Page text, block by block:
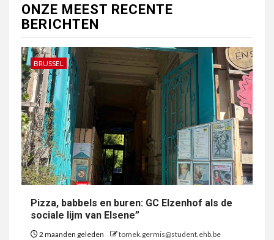
ONZE MEEST RECENTE
BERICHTEN
BRUSSEL
Pizza, babbels en buren: GC Elzenhof als de
sociale lijm van Elsene”
2 maanden geleden tomek.germis@student.ehb.be